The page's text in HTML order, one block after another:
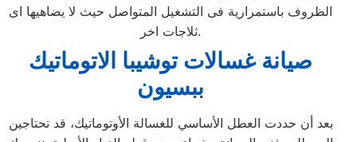
الظروف باستمرارية فى التشغيل المتواصل حيث لا يضاهيها اى
ثلاجات اخر.
صيانة غسالات توشيبا الاتوماتيك
ببسيون
بعد أن حددت العطل الأساسي للغسالة الأوتوماتيك، قد تحتاجين